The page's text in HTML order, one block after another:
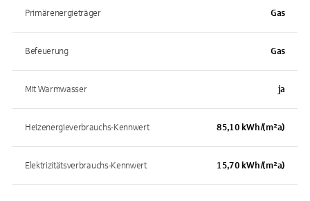
Primärenergieträger Gas
Befeuerung Gas
Mit Warmwasser ja
Heizenergieverbrauchs-Kennwert 85,10 kWh/(m²a)
Elektrizitätsverbrauchs-Kennwert 15,70 kWh/(m²a)